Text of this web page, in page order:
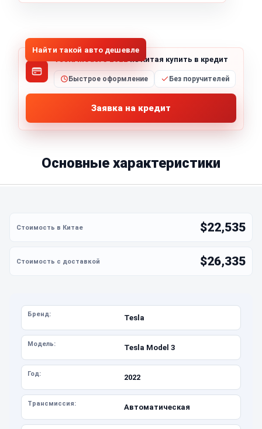
Найти такой авто дешевле
Tesla Model 3 2022из Китая купить в кредит
Быстрое оформление Без поручителей
Заявка на кредит
Основные характеристики
$22,535
$26,335
Бренд: Tesla
Модель: Tesla Model 3
Год: 2022
Трансмиссия: Автоматическая